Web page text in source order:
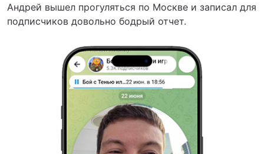
Андрей вышел прогуляться по Москве и записал для
подписчиков довольно бодрый отчет.